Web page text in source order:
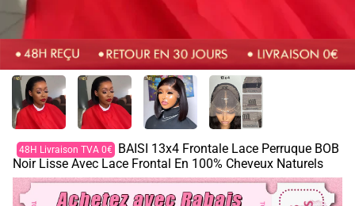
48H Livraison TVA 0€
BAISI 13x4 Frontale Lace Perruque BOB
Noir Lisse Avec Lace Frontal En 100% Cheveux Naturels